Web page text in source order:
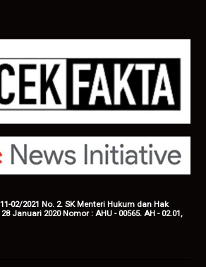
02/2021 No. 2. SK Menteri Hukum dan Hak
Januari 2020 Nomor : AHU - 00565. AH - 02.01,